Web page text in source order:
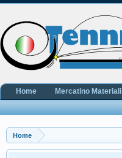
Home
Home Mercatino Materiali